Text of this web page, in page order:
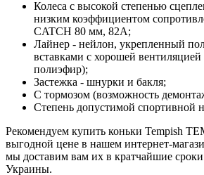
Колеса с высокой степенью
низким коэффициентом
CATCH 80 мм, 82A;
Лайнер - нейлон, укрепленный
вставками с хорошей
полиэфир);
Застежка - шнурки и бакля;
С тормозом (возможность
Степень допустимой спортивной
Рекомендуем купить коньки Tempish
выгодной цене в нашем интернет-
мы доставим вам их в кратчайшие
Украины.